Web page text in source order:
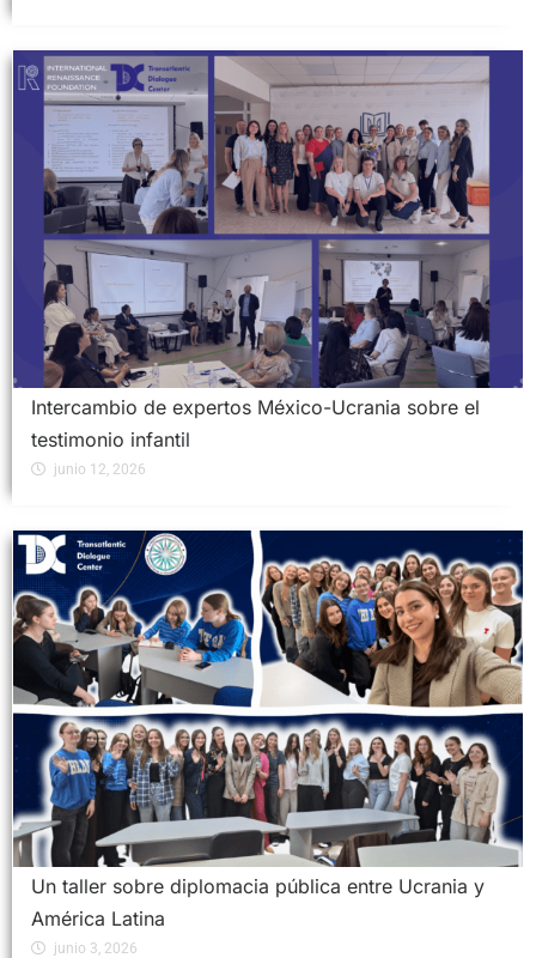
Intercambio de expertos México-Ucrania sobre el
testimonio infantil
junio 12, 2026
Un taller sobre diplomacia pública entre Ucrania y
América Latina
junio 3, 2026